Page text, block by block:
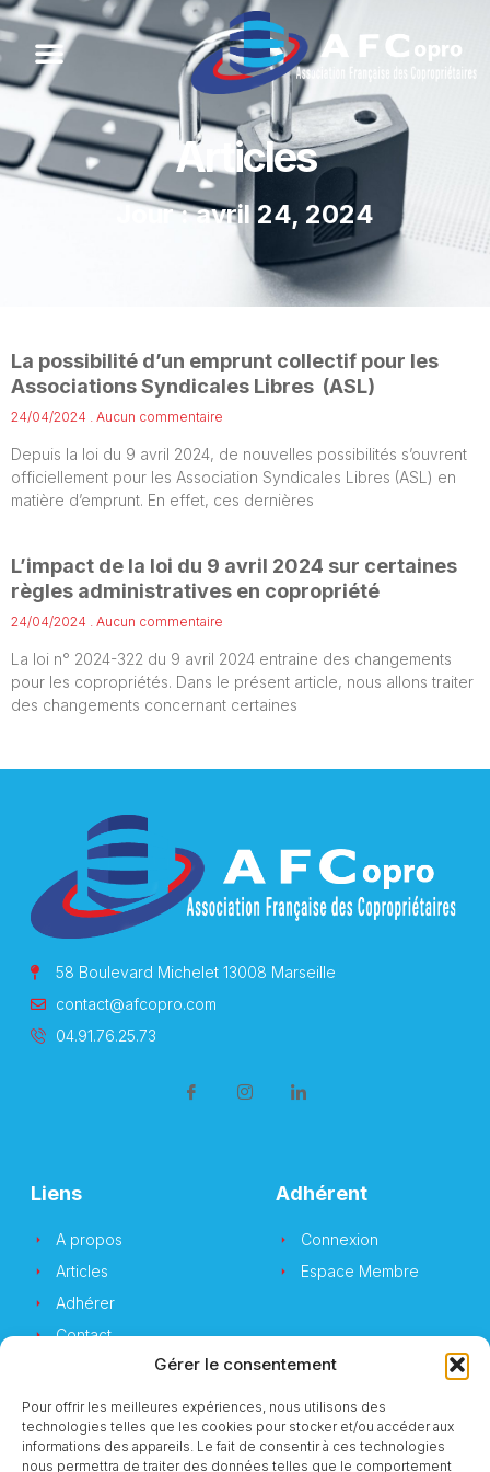
Gérer le consentement
Pour offrir les meilleures expériences, nous utilisons des
technologies telles que les cookies pour stocker et/ou accéder aux
informations des appareils. Le fait de consentir à ces technologies
nous permettra de traiter des données telles que le comportement
Articles
Jour : avril 24, 2024
La possibilité d’un emprunt collectif pour les
Associations Syndicales Libres (ASL)
24/04/2024 Aucun commentaire
Depuis la loi du 9 avril 2024, de nouvelles possibilités s’ouvrent
officiellement pour les Association Syndicales Libres (ASL) en
matière d’emprunt. En effet, ces dernières
L’impact de la loi du 9 avril 2024 sur certaines
règles administratives en copropriété
24/04/2024 Aucun commentaire
La loi n° 2024-322 du 9 avril 2024 entraine des changements
pour les copropriétés. Dans le présent article, nous allons traiter
des changements concernant certaines
58 Boulevard Michelet 13008 Marseille
contact@afcopro.com
04.91.76.25.73
Liens
A propos
Articles
Adhérer
Contact
Adhérent
Connexion
Espace Membre
Newsletter